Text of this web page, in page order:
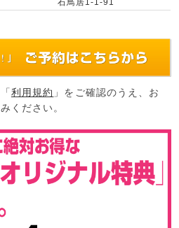
石鳥居1-1-91
利用規約 」をご確認のうえ、お
ください。